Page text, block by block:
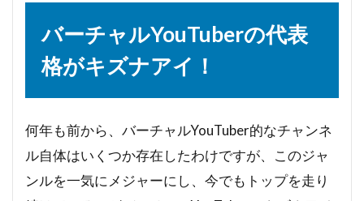
バーチャルYouTuberの代表
格がキズナアイ！
何年も前から、バーチャルYouTuber的なチャンネ
ル自体はいくつか存在したわけですが、このジャ
ンルを一気にメジャーにし、今でもトップを走り